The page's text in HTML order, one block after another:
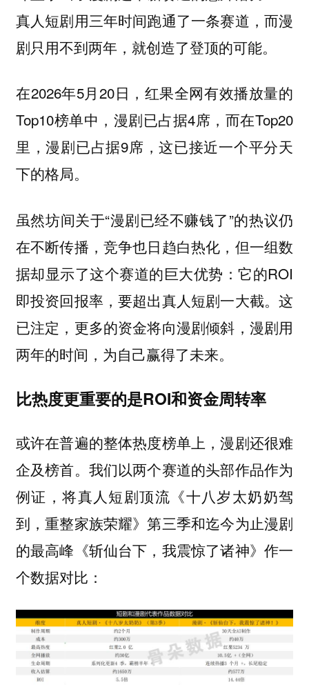
真人短剧用三年时间跑通了一条赛道，而漫
剧只用不到两年，就创造了登顶的可能。
在2026年5月20日，红果全网有效播放量的
Top10榜单中，漫剧已占据4席，而在Top20
里，漫剧已占据9席，这已接近一个平分天
下的格局。
虽然坊间关于“漫剧已经不赚钱了”的热议仍
在不断传播，竞争也日趋白热化，但一组数
据却显示了这个赛道的巨大优势：它的ROI
即投资回报率，要超出真人短剧一大截。这
已注定，更多的资金将向漫剧倾斜，漫剧用
两年的时间，为自己赢得了未来。
比热度更重要的是ROI和资金周转率
或许在普遍的整体热度榜单上，漫剧还很难
企及榜首。我们以两个赛道的头部作品作为
例证，将真人短剧顶流《十八岁太奶奶驾
到，重整家族荣耀》第三季和迄今为止漫剧
的最高峰《斩仙台下，我震惊了诸神》作一
个数据对比：